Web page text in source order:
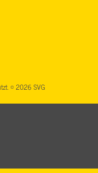
© 2026 SVG